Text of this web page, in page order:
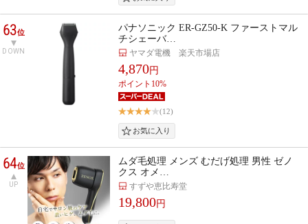
63位
DOWN
パナソニック ER-GZ50-K ファーストマル
チシェーバ…
ヤマダ電機 楽天市場店
4,870円
ポイント10%
(12)
64位
UP
ムダ毛処理 メンズ むだげ処理 男性 ゼノ
クス オメ…
すずや恵比寿堂
19,800円